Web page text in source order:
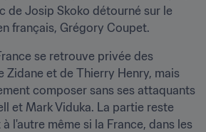
de Josip Skoko détourné sur le
français, Grégory Coupet.
se retrouve privée des
Zidane et de Thierry Henry, mais
composer sans ses attaquants
et Mark Viduka. La partie reste
l'autre même si la France, dans les